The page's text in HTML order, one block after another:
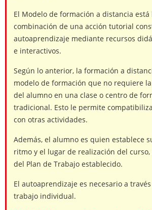
El Modelo de formación a distancia está
combinación de una acción tutorial
autoaprendizaje mediante recursos
e interactivos.
Según lo anterior, la formación a
modelo de formación que no requiere
del alumno en una clase o centro de
tradicional. Esto le permite
con otras actividades.
Además, el alumno es quien establece
ritmo y el lugar de realización del
del Plan de Trabajo establecido.
El autoaprendizaje es necesario a
trabajo individual.